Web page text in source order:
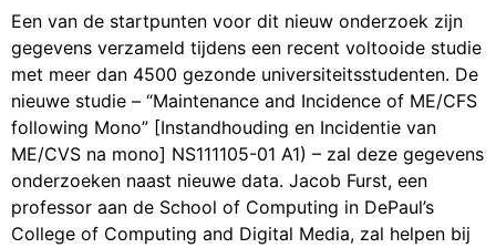
Een van de startpunten voor dit nieuw onderzoek zijn
gegevens verzameld tijdens een recent voltooide studie
met meer dan 4500 gezonde universiteitsstudenten. De
nieuwe studie – “Maintenance and Incidence of ME/CFS
following Mono” [Instandhouding en Incidentie van
ME/CVS na mono] NS111105-01 A1) – zal deze gegevens
onderzoeken naast nieuwe data. Jacob Furst, een
professor aan de School of Computing in DePaul’s
College of Computing and Digital Media, zal helpen bij